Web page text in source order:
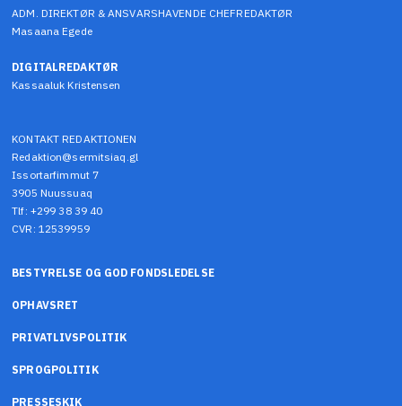
ADM. DIREKTØR & ANSVARSHAVENDE CHEFREDAKTØR
Masaana Egede
DIGITALREDAKTØR
Kassaaluk Kristensen
KONTAKT REDAKTIONEN
Redaktion@sermitsiaq.gl
Issortarfimmut 7
3905 Nuussuaq
Tlf: +299 38 39 40
CVR: 12539959
BESTYRELSE OG GOD FONDSLEDELSE
OPHAVSRET
PRIVATLIVSPOLITIK
SPROGPOLITIK
PRESSESKIK